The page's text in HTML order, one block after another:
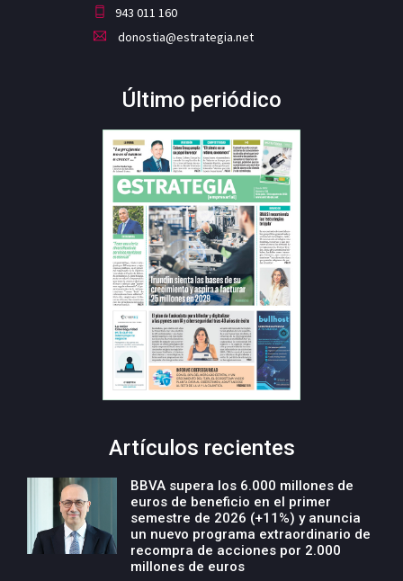
943 011 160
donostia@estrategia.net
Último periódico
Artículos recientes
BBVA supera los 6.000 millones de
euros de beneficio en el primer
semestre de 2026 (+11%) y anuncia
un nuevo programa extraordinario de
recompra de acciones por 2.000
millones de euros